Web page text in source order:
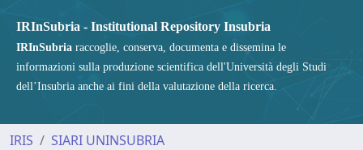
IRInSubria - Institutional Repository Insubria
IRInSubria raccoglie, conserva, documenta e dissemina le
informazioni sulla produzione scientifica dell'Università degli Studi
dell’Insubria anche ai fini della valutazione della ricerca.
IRIS
SIARI UNINSUBRIA